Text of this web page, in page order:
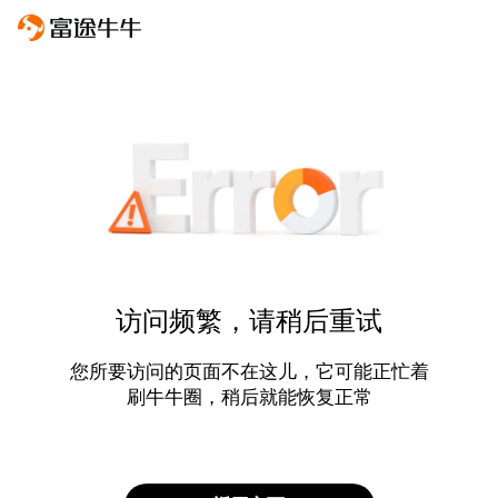
访问频繁，请稍后重试
您所要访问的页面不在这儿，它可能正忙着
刷牛牛圈，稍后就能恢复正常